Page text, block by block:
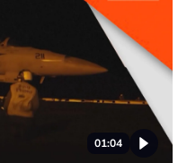
01:04